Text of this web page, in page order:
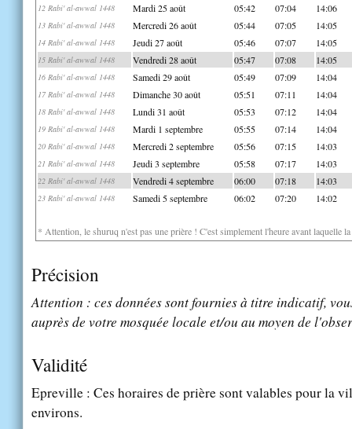
12 Rabi' al-awwal 1448 Mardi 25 août 05:42 07:04 14:06
13 Rabi' al-awwal 1448 Mercredi 26 août 05:44 07:05 14:05
14 Rabi' al-awwal 1448 Jeudi 27 août 05:46 07:07 14:05
15 Rabi' al-awwal 1448 Vendredi 28 août 05:47 07:08 14:05
16 Rabi' al-awwal 1448 Samedi 29 août 05:49 07:09 14:04
17 Rabi' al-awwal 1448 Dimanche 30 août 05:51 07:11 14:04
18 Rabi' al-awwal 1448 Lundi 31 août 05:53 07:12 14:04
19 Rabi' al-awwal 1448 Mardi 1 septembre 05:55 07:14 14:04
20 Rabi' al-awwal 1448 Mercredi 2 septembre 05:56 07:15 14:03
21 Rabi' al-awwal 1448 Jeudi 3 septembre 05:58 07:17 14:03
22 Rabi' al-awwal 1448 Vendredi 4 septembre 06:00 07:18 14:03
23 Rabi' al-awwal 1448 Samedi 5 septembre 06:02 07:20 14:02
* Attention, le shuruq n'est pas une prière ! C'est simplement l'heure avant laquelle
Précision
Attention : ces données sont fournies à titre indicatif,
auprès de votre mosquée locale et/ou au moyen de
Validité
Epreville : Ces horaires de prière sont valables pour la
environs.